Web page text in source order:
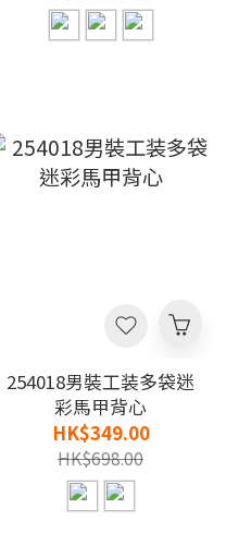
254018男裝工装多袋迷
彩馬甲背心
HK$349.00
HK$698.00